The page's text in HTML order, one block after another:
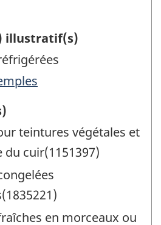
illustratif(s)
teintures végétales et
du cuir(1151397)
en morceaux ou